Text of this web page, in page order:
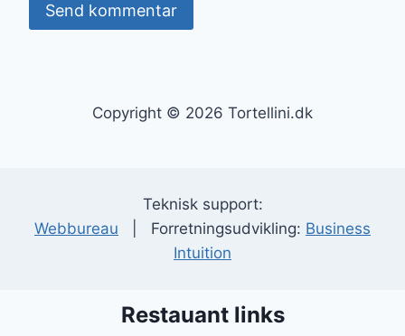
Copyright © 2026 Tortellini.dk
Teknisk support:
Webbureau | Forretningsudvikling: Business
Intuition
Restauant links